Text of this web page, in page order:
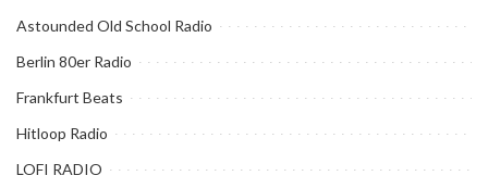
Astounded Old School Radio
Berlin 80er Radio
Frankfurt Beats
Hitloop Radio
LOFI RADIO